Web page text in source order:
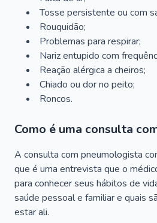
Tosse persistente ou com
Rouquidão;
Problemas para respirar;
Nariz entupido com
Reação alérgica a cheiros;
Chiado ou dor no peito;
Roncos.
Como é uma consulta
A consulta com pneumologista
que é uma entrevista que o
para conhecer seus hábitos de
saúde pessoal e familiar e quais
estar ali.